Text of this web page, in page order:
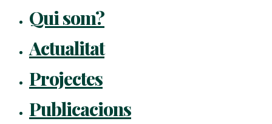
Qui som?
Actualitat
Projectes
Publicacions